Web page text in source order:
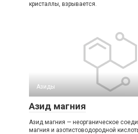
кристаллы, взрывается.
Азиды
Азид магния
Азид магния — неорганическое
магния и азотистоводородной